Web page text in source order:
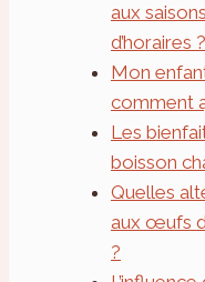
aux
d’horaires ?
Mon
comment
Les
boisson
Quelles
aux œufs
?